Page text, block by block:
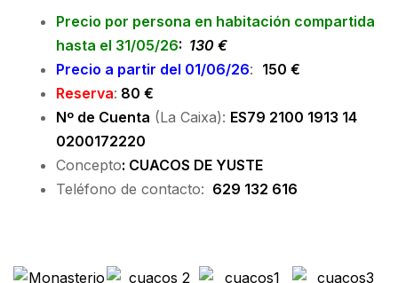
Precio por persona en habitación compartida
hasta el 31/05/26: 130 €
Precio a partir del 01/06/26: 150 €
Reserva: 80 €
Nº de Cuenta (La Caixa): ES79 2100 1913 14
0200172220
Concepto: CUACOS DE YUSTE
Teléfono de contacto: 629 132 616